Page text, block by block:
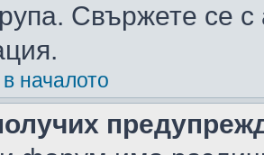
Свържете се
началото